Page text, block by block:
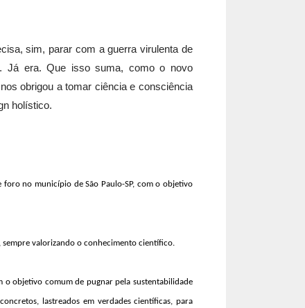
sim, parar com a guerra virulenta de
Já era. Que isso suma, como o novo
obrigou a tomar ciência e consciência
holístico.
foro no município de São Paulo-SP, com o objetivo
sempre valorizando o conhecimento científico.
o objetivo comum de pugnar pela sustentabilidade
lastreados em verdades científicas, para